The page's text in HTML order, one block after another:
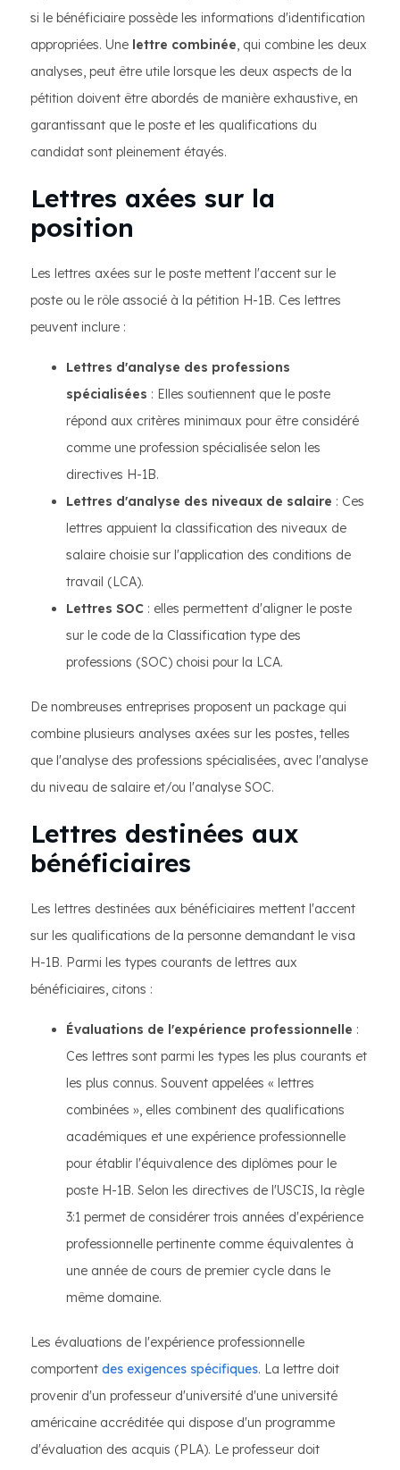
si le bénéficiaire possède les informations d'identification
appropriées. Une lettre combinée, qui combine les deux
analyses, peut être utile lorsque les deux aspects de la
pétition doivent être abordés de manière exhaustive, en
garantissant que le poste et les qualifications du
candidat sont pleinement étayés.
Lettres axées sur la
position
Les lettres axées sur le poste mettent l'accent sur le
poste ou le rôle associé à la pétition H-1B. Ces lettres
peuvent inclure :
Lettres d'analyse des professions
spécialisées : Elles soutiennent que le poste
répond aux critères minimaux pour être considéré
comme une profession spécialisée selon les
directives H-1B.
Lettres d'analyse des niveaux de salaire : Ces
lettres appuient la classification des niveaux de
salaire choisie sur l'application des conditions de
travail (LCA).
Lettres SOC : elles permettent d'aligner le poste
sur le code de la Classification type des
professions (SOC) choisi pour la LCA.
De nombreuses entreprises proposent un package qui
combine plusieurs analyses axées sur les postes, telles
que l'analyse des professions spécialisées, avec l'analyse
du niveau de salaire et/ou l'analyse SOC.
Lettres destinées aux
bénéficiaires
Les lettres destinées aux bénéficiaires mettent l'accent
sur les qualifications de la personne demandant le visa
H-1B. Parmi les types courants de lettres aux
bénéficiaires, citons :
Évaluations de l'expérience professionnelle :
Ces lettres sont parmi les types les plus courants et
les plus connus. Souvent appelées « lettres
combinées », elles combinent des qualifications
académiques et une expérience professionnelle
pour établir l'équivalence des diplômes pour le
poste H-1B. Selon les directives de l'USCIS, la règle
3:1 permet de considérer trois années d'expérience
professionnelle pertinente comme équivalentes à
une année de cours de premier cycle dans le
même domaine.
Les évaluations de l'expérience professionnelle
comportent des exigences spécifiques. La lettre doit
provenir d'un professeur d'université d'une université
américaine accréditée qui dispose d'un programme
d'évaluation des acquis (PLA). Le professeur doit